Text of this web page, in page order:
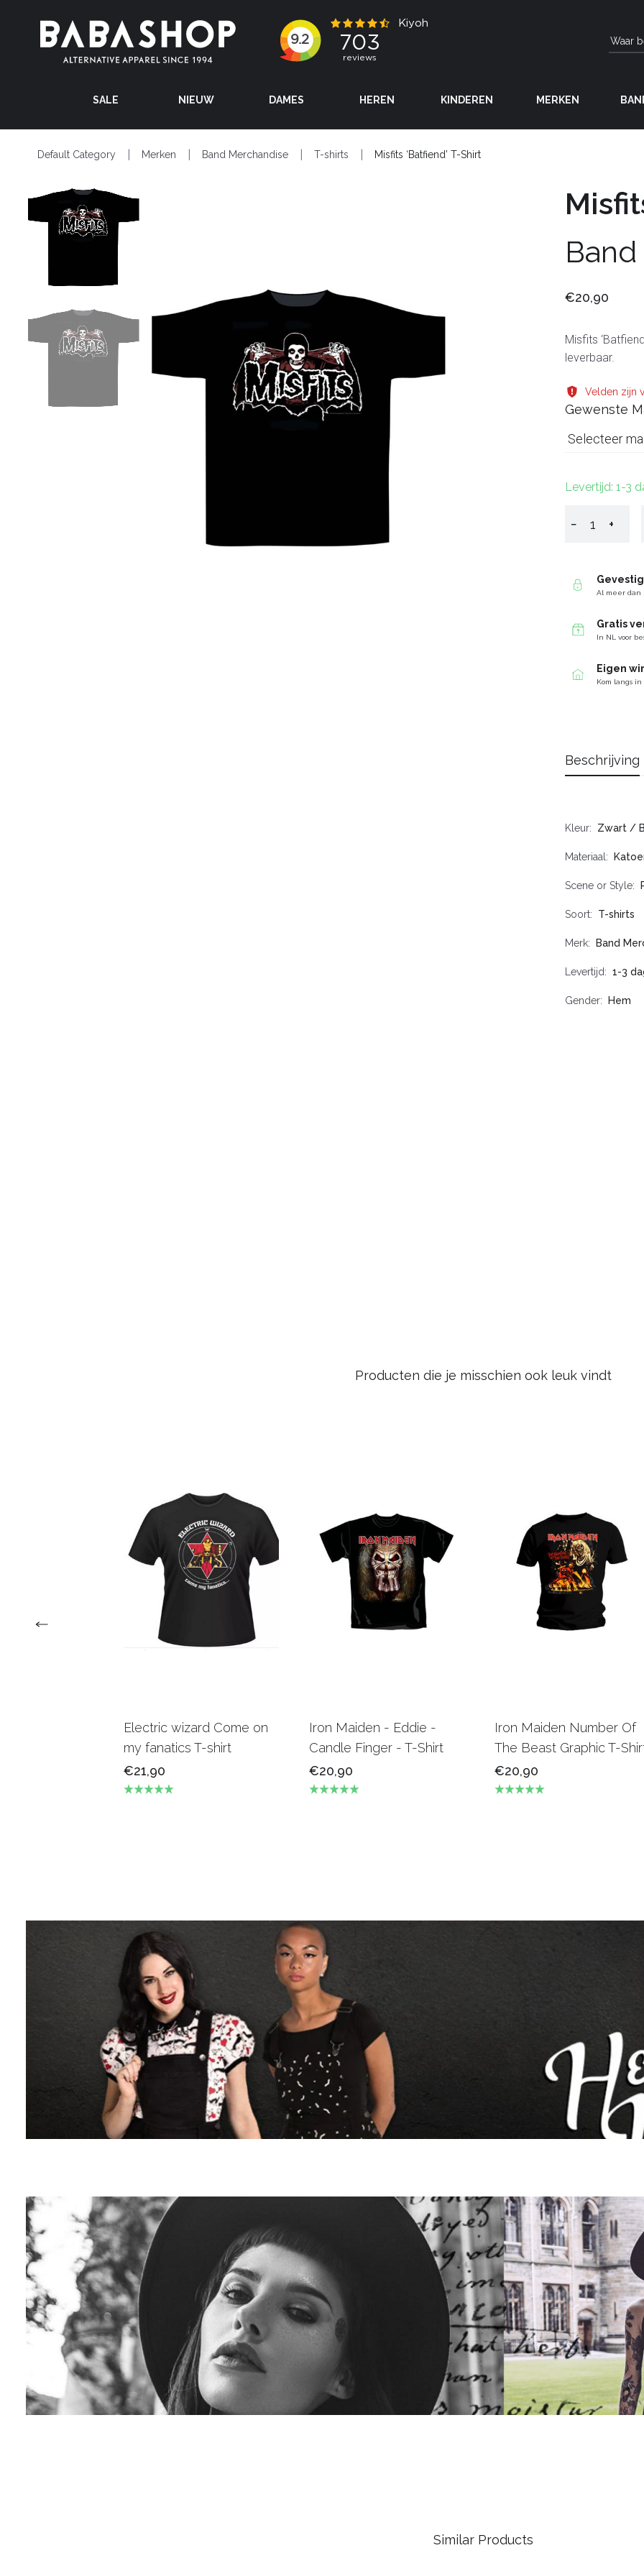
SALE NIEUW DAMES HEREN KINDEREN MERKEN
Default Category Merken Band Merchandise T-shirts Misfits ‘Batfiend’ T-Shirt
€20,90
Misfits
leverbaar.
Velden zijn
Gewenste
Selecteer
Levertijd: 1-3
− +
Al meer dan
Gratis
In NL voor
Eigen
Kom langs
Beschrijving
Kleur Zwart /
Materiaal
Scene or Style
Soort T-shirts
Merk Band
Levertijd 1-3
Gender Hem
Producten die je misschien ook leuk vindt
Electric wizard Come on
my fanatics T-shirt
€21,90
Iron Maiden - Eddie -
Candle Finger - T-Shirt
€20,90
Iron Maiden Number Of
The Beast Graphic T-
€20,90
Similar Products